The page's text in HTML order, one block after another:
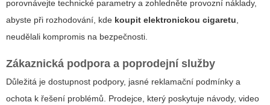
porovnávejte technické parametry a zohledněte provozní náklady,
abyste při rozhodování, kde koupit elektronickou cigaretu
neudělali kompromis na bezpečnosti.
Zákaznická podpora a poprodejní služby
Důležitá je dostupnost podpory, jasné reklamační podmínky a
ochota k řešení problémů. Prodejce, který poskytuje návody, video